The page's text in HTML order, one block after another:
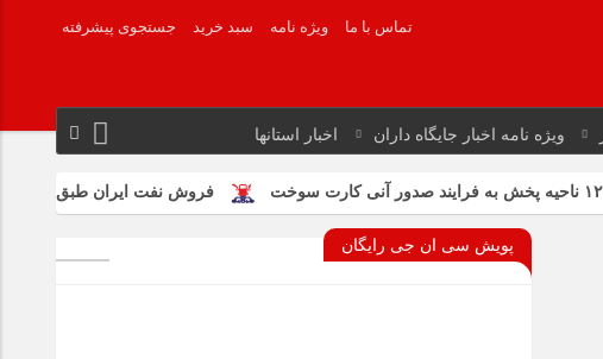
تماس با ما ویژه نامه سبد خرید جستجوی پیشرفته
ویژه نامه اخبار جایگاه داران اخبار استانها
فروش نفت ایران طبق سازوکارهای پیشین
پویش سی ان جی رایگان